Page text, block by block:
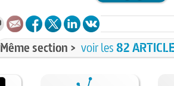
Même section > voir les82